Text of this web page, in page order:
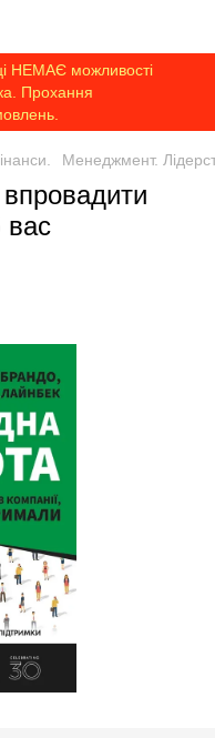
НЕМАЄ можливості
Прохання
Менеджмент.
вас